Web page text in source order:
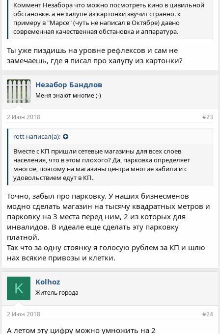
Коммент Незабора что можно посмотреть кино в цивильной
обстановке. а не халупе из картонки звучит странно. к
примеру в "Марсе" (чуть не написал в Октябре) давно
современная качественная обстановка и аппаратура.
Ты уже пиздишь на уровне рефлексов и сам не
замечаешь, где я писал про халупу из картонки?
Незабор Бандлов
Меня знают многие ;-)
2 Июн 2018 #23
rott написал(а):
Вместе с КП пришли сетевые магазины для всех слоев
населения, что в этом плохого? Да, парковка определяет
многое, поэтому на магазины центра многие забили и с
удовольствием едут в КП.
Точно, забыл про парковку. У наших бизнесменов
модно сделать магазин на тысячу квадратных метров и
парковку на 3 места перед ним, 2 из которых для
инвалидов. В идеале еще сделать эту парковку
платной.
Так что за одну стоянку я голосую рублем за КП и шлю
нах всякие привозы и клетки.
K Kolhoz
Житель города
2 Июн 2018 #24
А летом эту цифру можно умножить на 2